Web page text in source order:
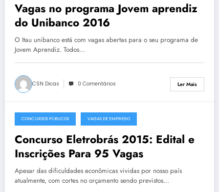
Vagas no programa Jovem aprendiz
do Unibanco 2016
O Itau unibanco está com vagas abertas para o seu programa de
Jovem Aprendiz. Todos…
CSN Dicas 0 Comentários Ler Mais
25 de Julho, 2015
CONCURSOS PÚBLICOS VAGAS DE EMPREGO
Concurso Eletrobrás 2015: Edital e
Inscrições Para 95 Vagas
Apesar das dificuldades econômicas vividas por nosso país
atualmente, com cortes no orçamento sendo previstos…